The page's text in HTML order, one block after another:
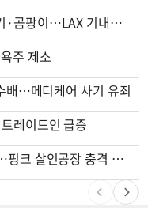
항공기 식기 카트 열었더니 구더기·곰팡이…LAX 기내식 업체 논란
주 제소
배…메디케어 사기 유죄
레이드인 급증
“그랜저 탄 부부 팔다리 잘랐다”…핑크 살인공장 충격 실체